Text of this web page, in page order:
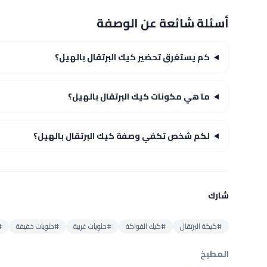
أسئلة شائعة عن الوصفة
كم يستغرق تحضير كيك البرتقال بالهيل؟
ما هي مكونات كيك البرتقال بالهيل؟
لكم شخص تكفي وصفة كيك البرتقال بالهيل؟
شارك
#كيكة البرتقال #كيك الفواكة #حلويات غربية #حلويات خفيفة
المطبخ